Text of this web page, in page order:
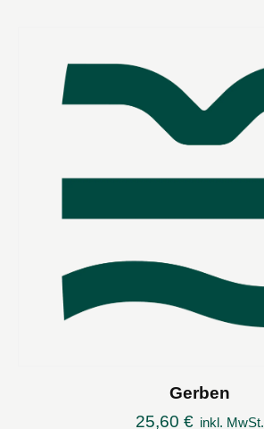
Gerben
25,60 € inkl. MwSt.